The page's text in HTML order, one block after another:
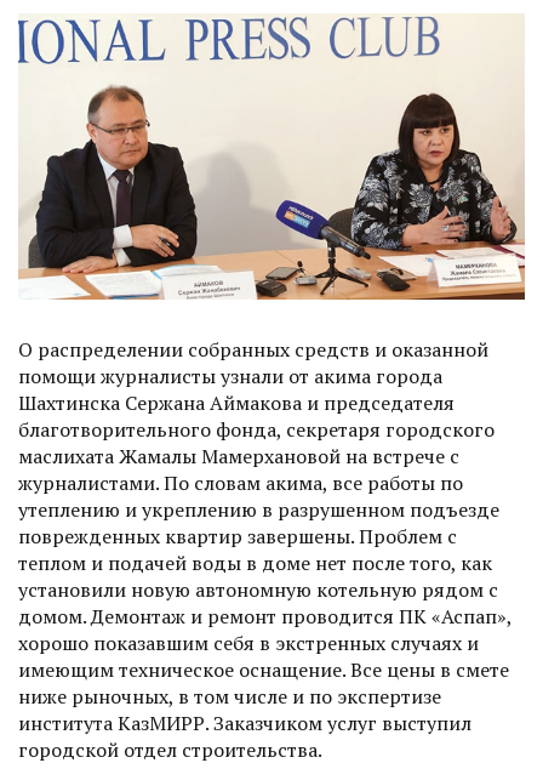
О распределении собранных средств и оказанной
помощи журналисты узнали от акима города
Шахтинска Сержана Аймакова и председателя
благотворительного фонда, секретаря городского
маслихата Жамалы Мамерхановой на встрече с
журналистами. По словам акима, все работы по
утеплению и укреп­лению в разрушенном подъезде
поврежденных квартир завершены. Проблем с
теплом и подачей воды в доме нет после того, как
установили новую автономную котельную рядом с
домом. Демонтаж и ремонт проводится ПК «Аспап»,
хорошо показавшим себя в экстренных случаях и
имеющим техническое оснащение. Все цены в смете
ниже рыночных, в том числе и по экспертизе
института КазМИРР­. Заказчиком услуг выступил
городской отдел строительства.